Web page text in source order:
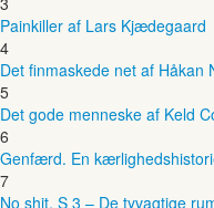
Painkiller af Lars Kjædegaard
4
Det finmaskede net af Håkan
5
Det gode menneske af Keld
6
Genfærd. En
7
No shit, S 3 – De tyvagtige